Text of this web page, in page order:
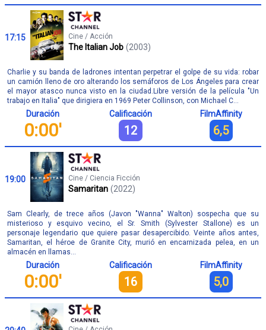
17:15 Cine / Acción
The Italian Job (2003)
Charlie y su banda de ladrones intentan perpetrar el golpe de su vida: robar
un camión lleno de oro alterando los semáforos de Los Ángeles para crear
el mayor atasco nunca visto en la ciudad.Libre versión de la película "Un
trabajo en Italia" que dirigiera en 1969 Peter Collinson, con Michael C...
Duración
0:00'
Calificación
12
FilmAffinity
6,5
19:00 Cine / Ciencia Ficción
Samaritan (2022)
Sam Clearly, de trece años (Javon "Wanna" Walton) sospecha que su
misterioso y esquivo vecino, el Sr. Smith (Sylvester Stallone) es un
personaje legendario que quiere pasar desapercibido. Veinte años antes,
Samaritan, el héroe de Granite City, murió en encarnizada pelea, en un
almacén en llamas...
Duración
0:00'
Calificación
16
FilmAffinity
5,0